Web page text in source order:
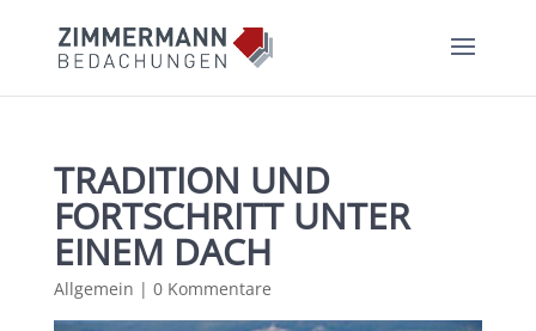
TRADITION UND
FORTSCHRITT UNTER
EINEM DACH
Allgemein | 0 Kommentare